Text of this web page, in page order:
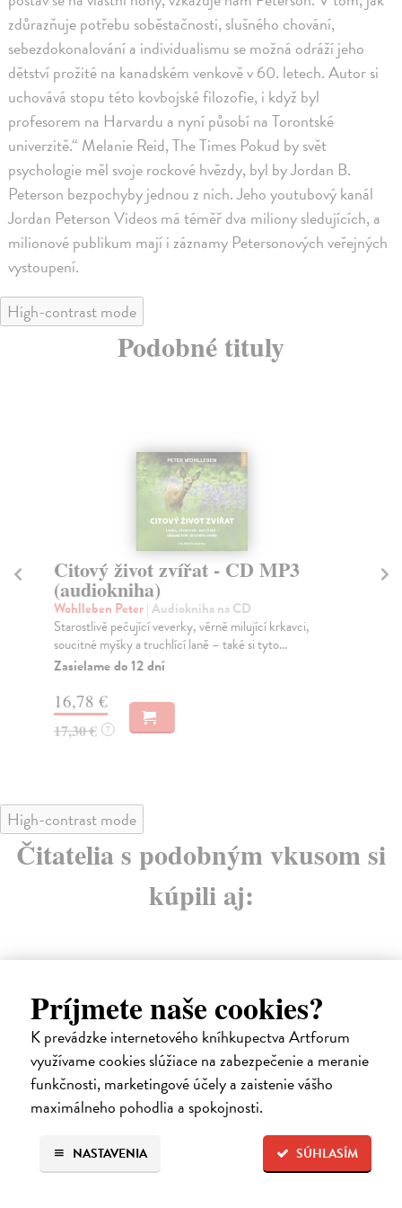
Príjmete naše cookies?
K prevádzke internetového kníhkupectva Artforum
využívame cookies slúžiace na zabezpečenie a meranie
funkčnosti, marketingové účely a zaistenie vášho
maximálneho pohodlia a spokojnosti.
SÚHLASÍM
NASTAVENIA
zdůrazňuje potřebu soběstačnosti, slušného chování,
sebezdokonalování a individualismu se možná odráží jeho
dětství prožité na kanadském venkově v 60. letech. Autor si
uchovává stopu této kovbojské filozofie, i když byl
profesorem na Harvardu a nyní působí na Torontské
univerzitě.“ Melanie Reid, The Times Pokud by svět
psychologie měl svoje rockové hvězdy, byl by Jordan B.
Peterson bezpochyby jednou z nich. Jeho youtubový kanál
Jordan Peterson Videos má téměř dva miliony sledujících, a
milionové publikum mají i záznamy Petersonových veřejných
vystoupení.
High-contrast mode
Podobné tituly
Citový život zvířat - CD MP3
(audiokniha)
Wohlleben Peter| Audiokniha na CD
Starostlivě pečující veverky, věrně milující krkavci,
soucitné myšky a truchlící laně – také si tyto...
Zasielame do 12 dní
16,78 €
17,30 € ?
High-contrast mode
Čitatelia s podobným vkusom si
kúpili aj:
Tajný život stromů - CD MP3
Wohlleben Peter| Audiokniha na CD
Německý bestseller Tajný život stromů se již druhým